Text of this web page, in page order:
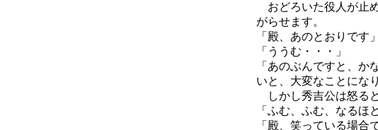
おどろいた役人が止
がらせます。
「殿、あのとおりです」
「ううむ・・・」
「あのぶんですと、か
いと、大変なことにな
しかし秀吉公は怒る
「ふむ、ふむ、なるほ
「殿、笑っている場合